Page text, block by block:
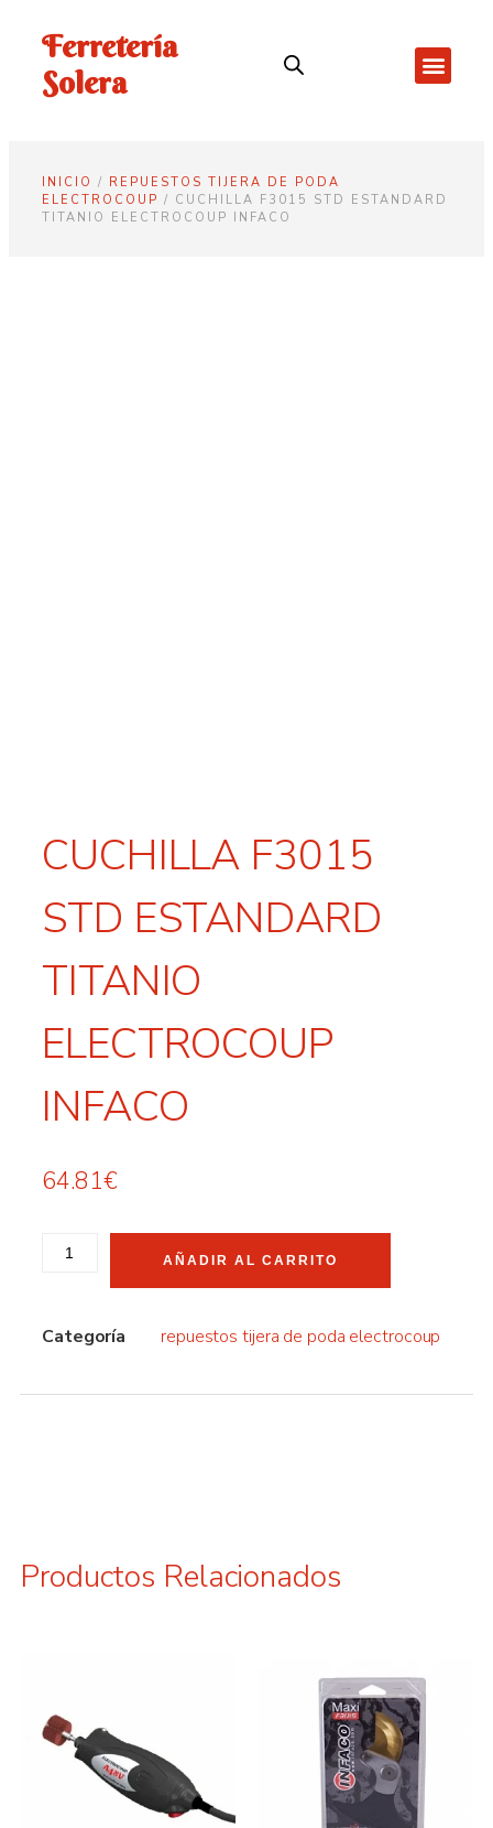
Ferretería
Solera
INICIO / REPUESTOS TIJERA DE PODA
ELECTROCOUP / CUCHILLA F3015 STD ESTANDARD
TITANIO ELECTROCOUP INFACO
CUCHILLA F3015
STD ESTANDARD
TITANIO
ELECTROCOUP
INFACO
64.81€
AÑADIR AL CARRITO
Categoría repuestos tijera de poda electrocoup
Productos Relacionados